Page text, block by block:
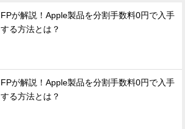
FPが解説！Apple製品を分割手数料0円で入手
する方法とは？
FPが解説！Apple製品を分割手数料0円で入手
する方法とは？